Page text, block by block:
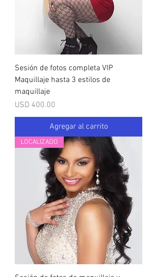
Sesión de fotos completa VIP
Maquillaje hasta 3 estilos de
maquillaje
Precio
USD 400.00
Agregar al carrito
LOCALIZADO